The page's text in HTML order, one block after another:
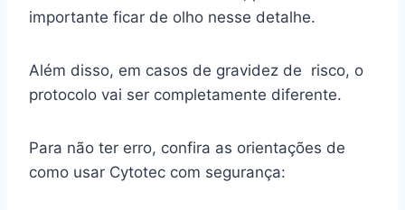
importante ficar de olho nesse detalhe.
Além disso, em casos de gravidez de risco, o
protocolo vai ser completamente diferente.
Para não ter erro, confira as orientações de
como usar Cytotec com segurança: